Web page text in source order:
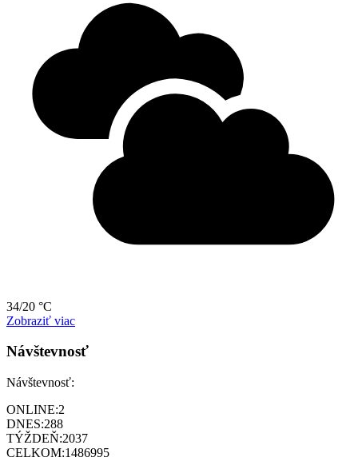
34/20 °C
Zobraziť viac
Návštevnosť
Návštevnosť:
ONLINE:2
DNES:288
TÝŽDEŇ:2037
CELKOM:1486995